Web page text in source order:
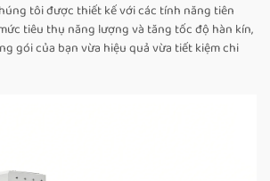
tôi được thiết kế với các tính năng tiên
tiêu thụ năng lượng và tăng tốc độ hàn kín,
gói của bạn vừa hiệu quả vừa tiết kiệm chi